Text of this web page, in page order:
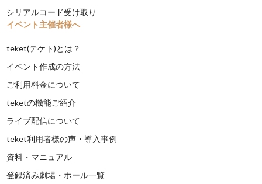
シリアルコード受け取り
イベント主催者様へ
teket(テケト)とは？
イベント作成の方法
ご利用料金について
teketの機能ご紹介
ライブ配信について
teket利用者様の声・導入事例
資料・マニュアル
登録済み劇場・ホール一覧